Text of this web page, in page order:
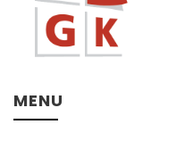
MENU